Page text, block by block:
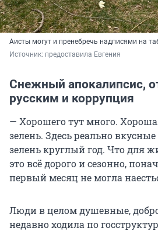
Аисты могут и пренебречь надписями на
Источник: предоставила Евгения
Снежный апокалипсис,
русским и коррупция
— Хорошего тут много.
зелень. Здесь реально
зелень круглый год. Что для
это всё дорого и сезонно,
первый месяц не могла
Люди в целом душевные,
недавно ходила по